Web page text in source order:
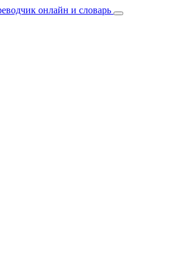
онлайн и словарь